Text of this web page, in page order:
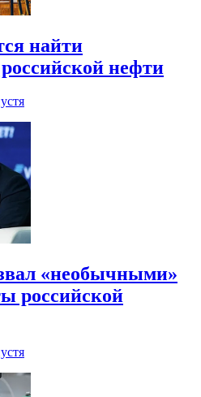
найти
нефти
«необычными»
российской